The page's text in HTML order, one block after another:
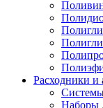
Расходники и
Наборы